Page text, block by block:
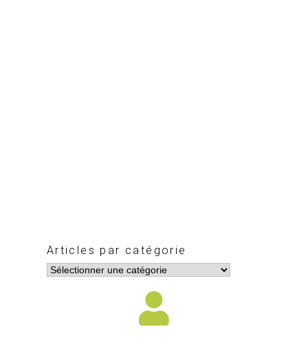
Articles par catégorie